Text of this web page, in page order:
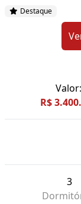
Destaque
Valor:
R$
3